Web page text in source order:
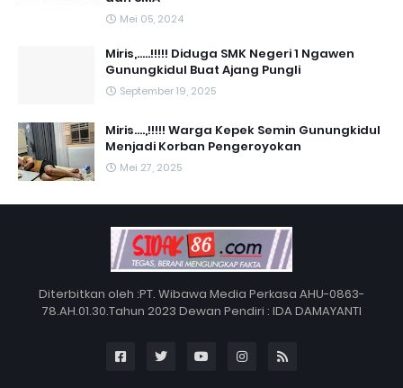
Mei 05, 2024
Miris,.....!!!!! Diduga SMK Negeri 1 Ngawen
Gunungkidul Buat Ajang Pungli
September 19, 2025
Miris....,!!!!! Warga Kepek Semin Gunungkidul
Menjadi Korban Pengeroyokan
Mei 27, 2025
Diterbitkan oleh :PT. Wibawa Media Perkasa AHU-0863-
78.AH.01.30.Tahun 2023 Dewan Pendiri : IDA DAMAYANTI